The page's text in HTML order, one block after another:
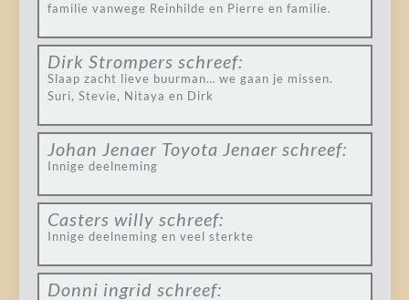
familie vanwege Reinhilde en Pierre en familie.
Dirk Strompers schreef:
Slaap zacht lieve buurman… we gaan je missen.
Suri, Stevie, Nitaya en Dirk
Johan Jenaer Toyota Jenaer schreef:
Innige deelneming
Casters willy schreef:
Innige deelneming en veel sterkte
Donni ingrid schreef: